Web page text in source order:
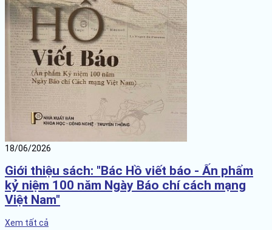
18/06/2026
Giới thiệu sách: "Bác Hồ viết báo - Ấn phẩm
kỷ niệm 100 năm Ngày Báo chí cách mạng
Việt Nam"
Xem tất cả